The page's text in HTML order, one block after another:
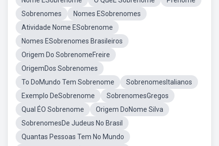
Sobrenomes
Nomes ESobrenomes
Atividade Nome ESobrenome
Nomes ESobrenomes Brasileiros
Origem Do SobrenomeFreire
OrigemDos Sobrenomes
To DoMundo Tem Sobrenome
SobrenomesItalianos
Exemplo DeSobrenome
SobrenomesGregos
Qual ÉO Sobrenome
Origem DoNome Silva
SobrenomesDe Judeus No Brasil
Quantas Pessoas Tem No Mundo